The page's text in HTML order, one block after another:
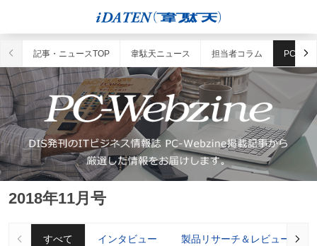
記事・ニュースTOP 韋駄天ニュース 担当者コラム PC-
2018年11月号
すべて インタビュー 製品リサーチ＆レビュー